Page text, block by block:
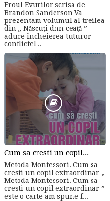
Eroul Evurilor scrisa de
Brandon Sanderson Va
prezentam volumul al treilea
din „ Născuţi dnn ceaţă ”
aduce încheierea tuturor
conflictel...
Cum sa cresti un copil...
Metoda Montessori. Cum sa
cresti un copil extraordinar „
Metoda Montessori. Cum sa
cresti un copil extraordinar ”
este o carte am spune f...